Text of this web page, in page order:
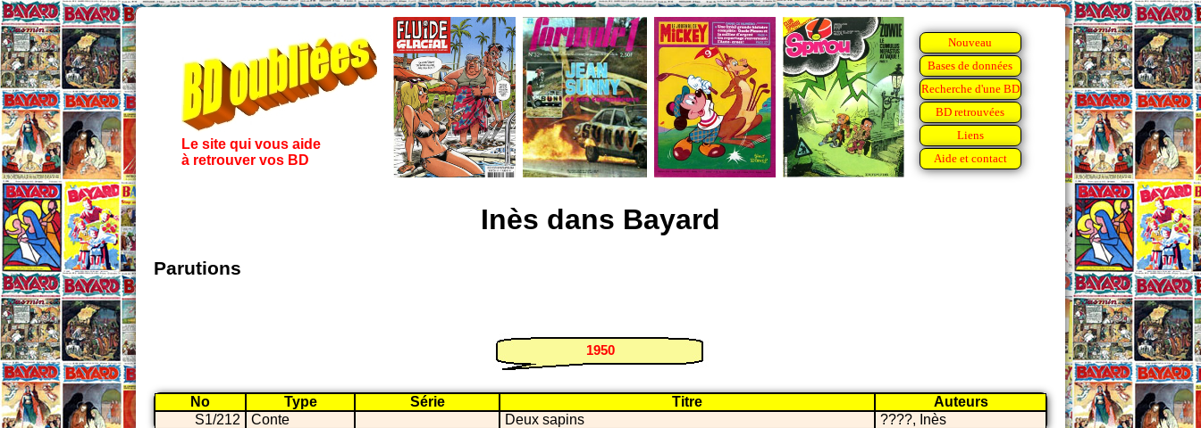
Le site qui vous aide
à retrouver vos BD
Nouveau
Bases de données
Recherche d'une BD
BD retrouvées
Liens
Aide et contact
Inès dans Bayard
Parutions
1950
No Type Série Titre
Auteurs
S1/212
Conte Deux sapins ????, Inès